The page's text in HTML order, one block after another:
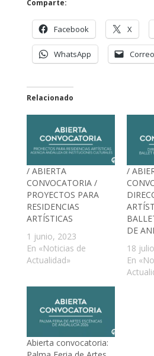
Comparte:
Facebook X
WhatsApp
Relacionado
/ ABIERTA
CONVOCATORIA /
PROYECTOS PARA
RESIDENCIAS
ARTÍSTICAS
1 junio, 2023
En «Noticias de
Actualidad»
/
DE
18
En
Abierta convocatoria: